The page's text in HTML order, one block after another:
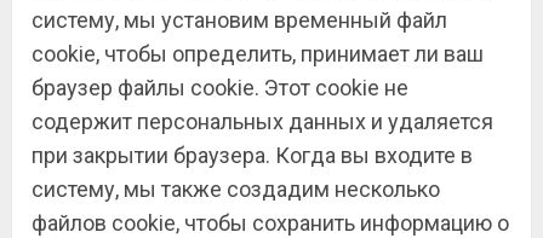
систему, мы установим временный файл
cookie, чтобы определить, принимает ли ваш
браузер файлы cookie. Этот cookie не
содержит персональных данных и удаляется
при закрытии браузера. Когда вы входите в
систему, мы также создадим несколько
файлов cookie, чтобы сохранить информацию о